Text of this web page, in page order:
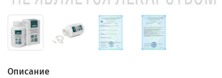
Описание